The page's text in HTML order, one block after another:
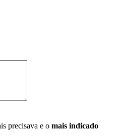
precisava e o mais indicado